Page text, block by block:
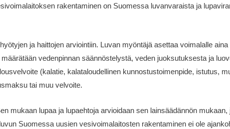
rakentaminen on Suomessa luvanvaraista ja
ja haittojen arviointiin. Luvan myöntäjä asettaa voimalalle
vedenpinnan säännöstelystä, veden juoksutuksesta ja
(kalatie, kalataloudellinen kunnostustoimenpide, istutus,
tai muu velvoite.
mukaan lupaa ja lupaehtoja arvioidaan sen lainsäädännön mukaan,
Suomessa uusien vesivoimalaitosten rakentaminen ei ole